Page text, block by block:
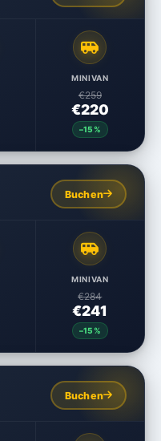
MINIVAN
€259
€220
–15%
Buchen
MINIVAN
€284
€241
–15%
Buchen